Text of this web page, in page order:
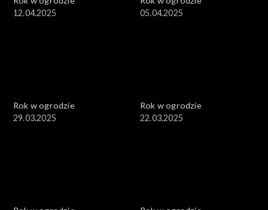
12.04.2025
05.04.2025
Rok w ogrodzie
29.03.2025
Rok w ogrodzie
22.03.2025